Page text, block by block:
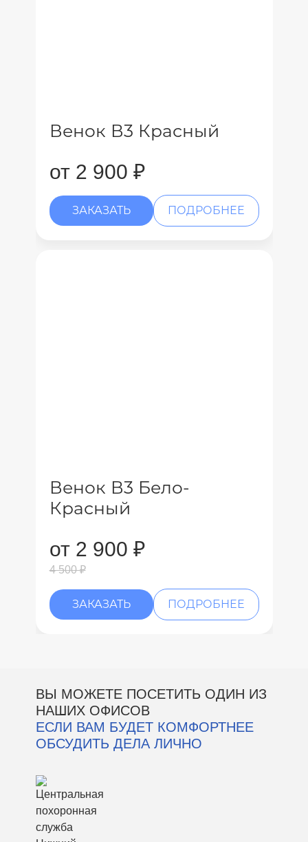
Венок В3 Красный
от 2 900 ₽
ЗАКАЗАТЬ ПОДРОБНЕЕ
Венок В3 Бело-
Красный
от 2 900 ₽
4 500 ₽
ЗАКАЗАТЬ ПОДРОБНЕЕ
ВЫ МОЖЕТЕ ПОСЕТИТЬ ОДИН ИЗ
НАШИХ ОФИСОВ
ЕСЛИ ВАМ БУДЕТ КОМФОРТНЕЕ
ОБСУДИТЬ ДЕЛА ЛИЧНО